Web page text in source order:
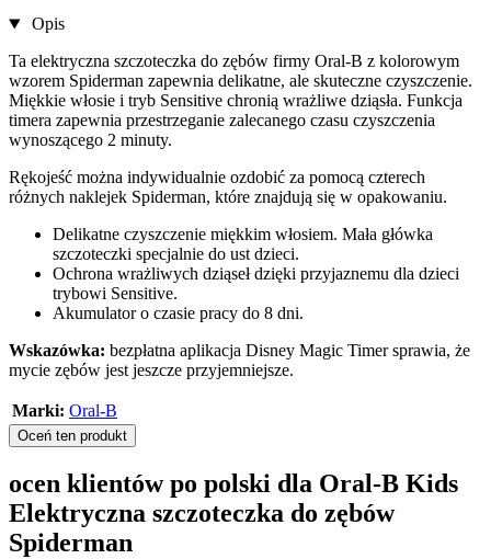
Opis
Ta elektryczna szczoteczka do zębów firmy Oral-B z kolorowym
wzorem Spiderman zapewnia delikatne, ale skuteczne czyszczenie.
Miękkie włosie i tryb Sensitive chronią wrażliwe dziąsła. Funkcja
timera zapewnia przestrzeganie zalecanego czasu czyszczenia
wynoszącego 2 minuty.
Rękojeść można indywidualnie ozdobić za pomocą czterech
różnych naklejek Spiderman, które znajdują się w opakowaniu.
Delikatne czyszczenie miękkim włosiem. Mała główka
szczoteczki specjalnie do ust dzieci.
Ochrona wrażliwych dziąseł dzięki przyjaznemu dla dzieci
trybowi Sensitive.
Akumulator o czasie pracy do 8 dni.
Wskazówka: bezpłatna aplikacja Disney Magic Timer sprawia, że
mycie zębów jest jeszcze przyjemniejsze.
Marki: Oral-B
Oceń ten produkt
ocen klientów po polski dla Oral-B Kids
Elektryczna szczoteczka do zębów
Spiderman